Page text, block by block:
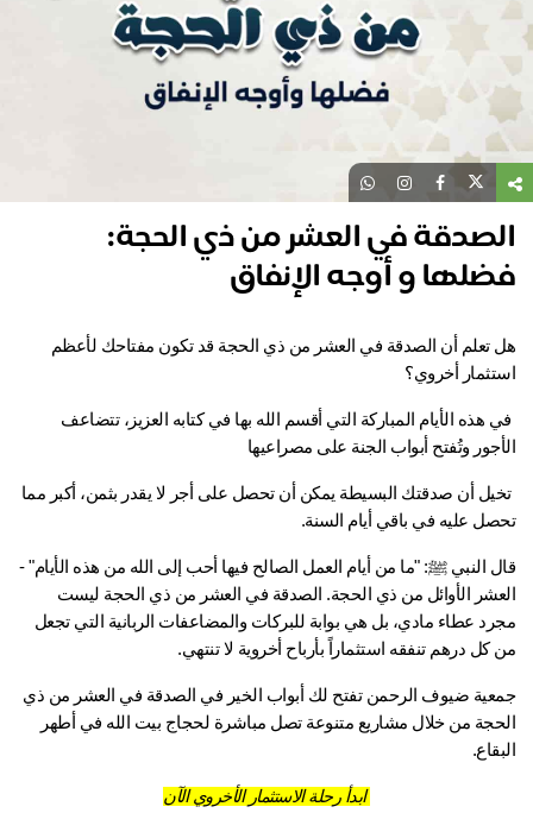
في العشر من ذي الحجة:
و أوجه الإنفاق
تعلم أن الصدقة في العشر من ذي الحجة
قد تكون مفتاحك لأعظم
أخروي؟
في هذه الأيام المباركة التي أقسم الله بها في كتابه العزيز، تتضاعف
وتُفتح أبواب الجنة على مصراعيها
عليه في باقي أيام السنة.
قال النبي ﷺ: "ما من أيام العمل الصالح فيها أحب إلى الله من هذه الأيام" -
العشر الأوائل من ذي الحجة. الصدقة في العشر من ذي الحجة ليست
مجرد عطاء مادي، بل هي بوابة للبركات والمضاعفات الربانية التي تجعل
كل درهم تنفقه استثماراً بأرباح أخروية لا تنتهي.
جمعية ضيوف الرحمن تفتح لك أبواب الخير في الصدقة في العشر من ذي
الحجة من خلال مشاريع متنوعة تصل مباشرة لحجاج بيت الله في أطهر
ابدأ رحلة الاستثمار الأخروي الآن